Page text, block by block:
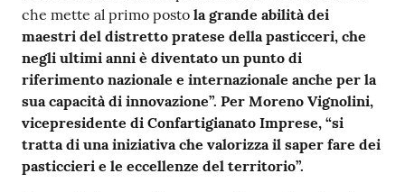
che mette al primo posto la grande abilità dei
maestri del distretto pratese della pasticceri, che
negli ultimi anni è diventato un punto di
riferimento nazionale e internazionale anche per la
sua capacità di innovazione”. Per Moreno Vignolini,
vicepresidente di Confartigianato Imprese, “si
tratta di una iniziativa che valorizza il saper fare dei
pasticcieri e le eccellenze del territorio”.